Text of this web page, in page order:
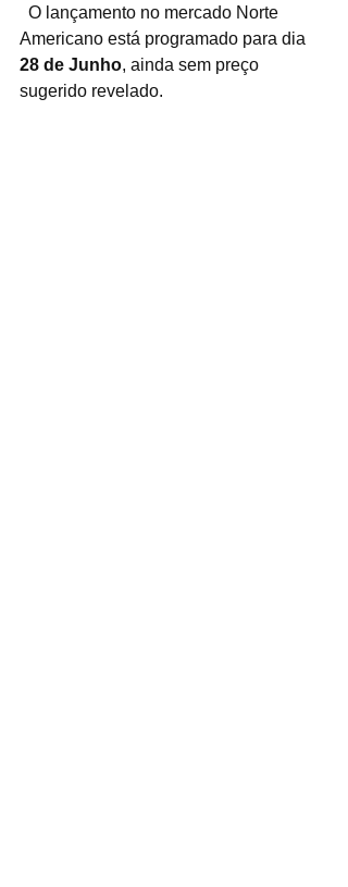
Americano está programado para dia
28 de Junho, ainda sem preço
sugerido revelado.